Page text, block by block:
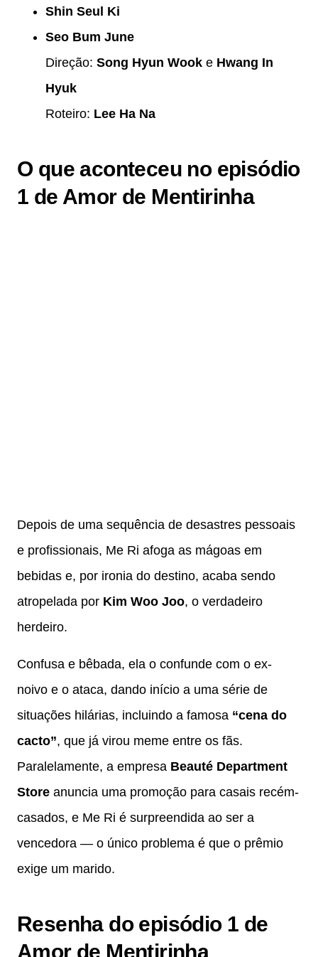
Shin Seul Ki
Seo Bum June
Direção: Song Hyun Wook e Hwang In
Hyuk
Roteiro: Lee Ha Na
O que aconteceu no episódio
1 de Amor de Mentirinha
Depois de uma sequência de desastres pessoais
e profissionais, Me Ri afoga as mágoas em
bebidas e, por ironia do destino, acaba sendo
atropelada por Kim Woo Joo, o verdadeiro
herdeiro.
Confusa e bêbada, ela o confunde com o ex-
noivo e o ataca, dando início a uma série de
situações hilárias, incluindo a famosa “cena do
cacto”, que já virou meme entre os fãs.
Paralelamente, a empresa Beauté Department
Store anuncia uma promoção para casais recém-
casados, e Me Ri é surpreendida ao ser a
vencedora — o único problema é que o prêmio
exige um marido.
Resenha do episódio 1 de
Amor de Mentirinha